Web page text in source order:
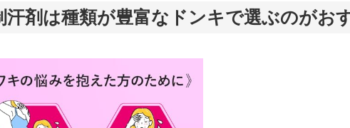
汗剤は種類が豊富なドンキで選ぶのがお